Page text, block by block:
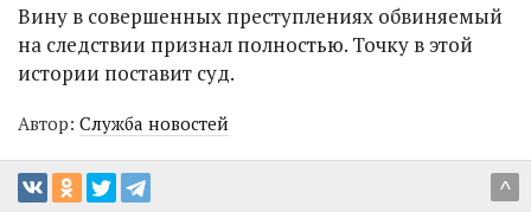
Вину в совершенных преступлениях обвиняемый
на следствии признал полностью. Точку в этой
истории поставит суд.
Автор: Служба новостей
^